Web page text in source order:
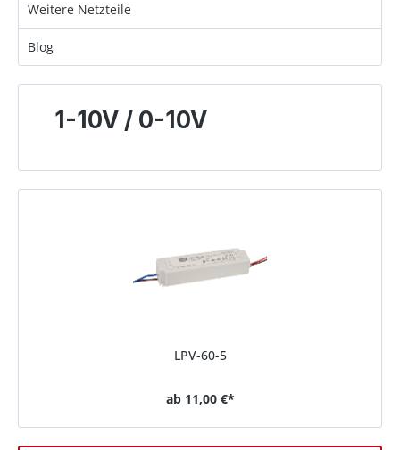
Weitere Netzteile
Blog
1-10V / 0-10V
LPV-60-5
ab 11,00 €*